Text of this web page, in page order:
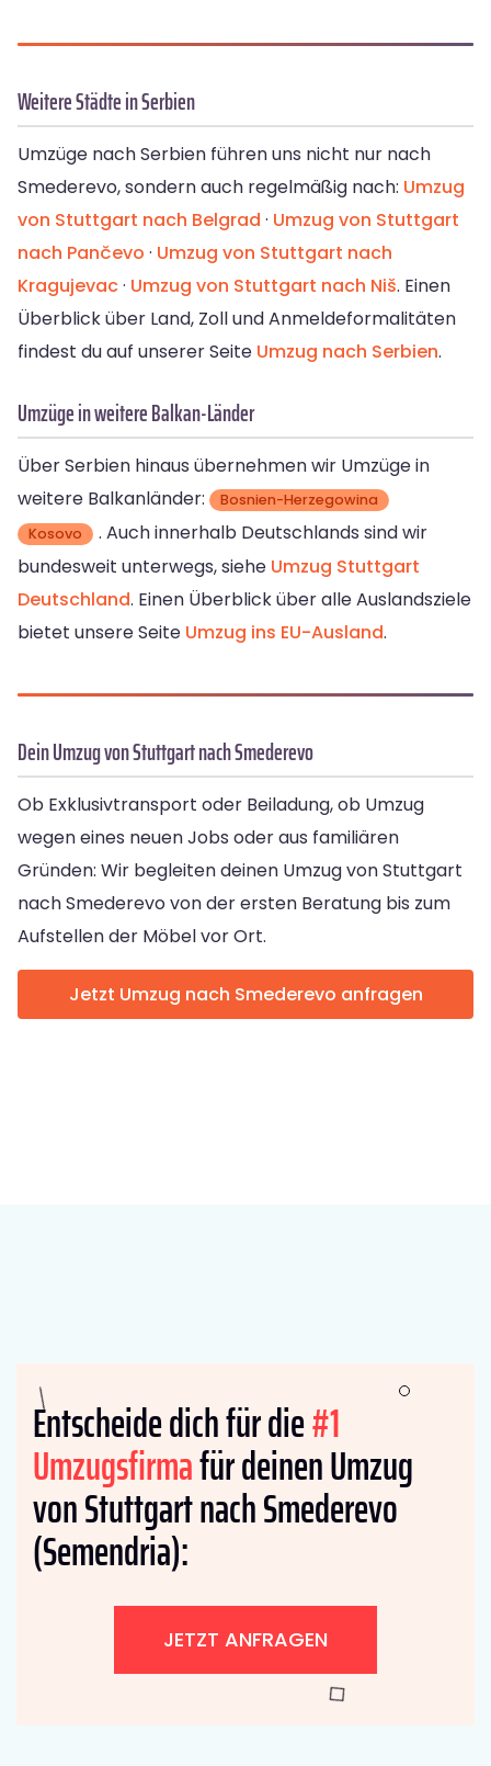
Weitere Städte in Serbien
Umzüge nach Serbien führen uns nicht nur nach
Smederevo, sondern auch regelmäßig nach: Umzug
von Stuttgart nach Belgrad · Umzug von Stuttgart
nach Pančevo · Umzug von Stuttgart nach
Kragujevac· Umzug von Stuttgart nach Niš. Einen
Überblick über Land, Zoll und Anmeldeformalitäten
findest du auf unserer Seite Umzug nach Serbien.
Umzüge in weitere Balkan-Länder
Über Serbien hinaus übernehmen wir Umzüge in
weitere Balkanländer:
Bosnien-Herzegowina
Kosovo
. Auch innerhalb Deutschlands sind wir
bundesweit unterwegs, siehe Umzug Stuttgart
Deutschland. Einen Überblick über alle Auslandsziele
bietet unsere Seite Umzug ins EU-Ausland.
Dein Umzug von Stuttgart nach Smederevo
Ob Exklusivtransport oder Beiladung, ob Umzug
wegen eines neuen Jobs oder aus familiären
Gründen: Wir begleiten deinen Umzug von Stuttgart
nach Smederevo von der ersten Beratung bis zum
Aufstellen der Möbel vor Ort.
Jetzt Umzug nach Smederevo anfragen
Entscheide dich für die#1
Umzugsfirmafür deinen Umzug
von Stuttgart nach Smederevo
(Semendria):
JETZT ANFRAGEN